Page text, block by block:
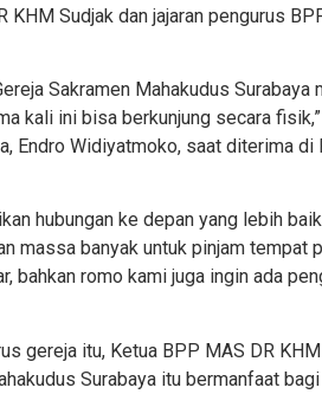
Sudjak dan jajaran pengurus
Sakramen Mahakudus Surabaya
kali ini bisa berkunjung secara
Endro Widiyatmoko, saat diterima
hubungan ke depan yang lebih
massa banyak untuk pinjam tempat
bahkan romo kami juga ingin ada
gereja itu, Ketua BPP MAS DR
Surabaya itu bermanfaat